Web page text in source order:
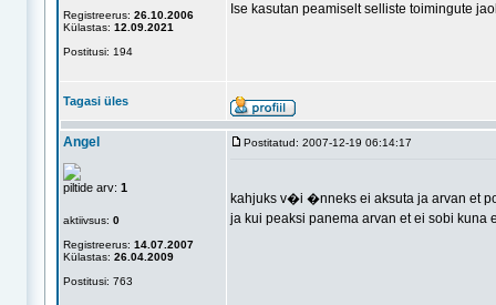
Registreerus: 26.10.2006
Külastas: 12.09.2021
Postitusi: 194
Ise kasutan peamiselt selliste toimingute
Tagasi üles
Angel
piltide arv: 1
aktiivsus: 0
Registreerus: 14.07.2007
Külastas: 26.04.2009
Postitusi: 763
Postitatud: 2007-12-19 06:14:17
kahjuks v�i �nneks ei aksuta ja arvan et
ja kui peaksi panema arvan et ei sobi kuna